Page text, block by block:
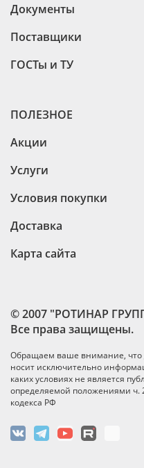
© 2007 "РОТИНАР
Все права защищены.
Обращаем ваше внимание, что
носит исключительно
каких условиях не является
определяемой положениями ч.
кодекса РФ
Документы
Поставщики
ГОСТы и ТУ
ПОЛЕЗНОЕ
Акции
Услуги
Условия покупки
Доставка
Карта сайта